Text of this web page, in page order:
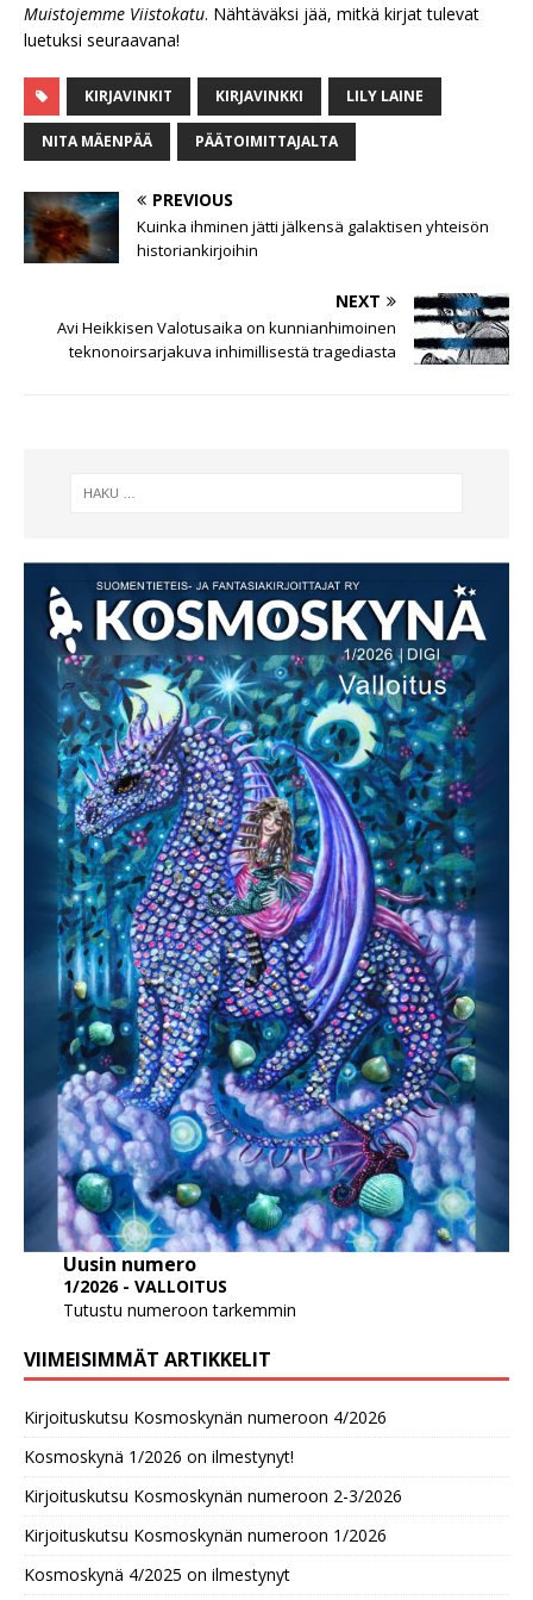
Muistojemme Viistokatu. Nähtäväksi jää, mitkä kirjat tulevat
luetuksi seuraavana!
KIRJAVINKIT KIRJAVINKKI LILY LAINE
NITA MÄENPÄÄ PÄÄTOIMITTAJALTA
PREVIOUS
Kuinka ihminen jätti jälkensä galaktisen yhteisön
historiankirjoihin
NEXT
Avi Heikkisen Valotusaika on kunnianhimoinen
teknonoirsarjakuva inhimillisestä tragediasta
Uusin numero
1/2026 - VALLOITUS
Tutustu numeroon tarkemmin
VIIMEISIMMÄT ARTIKKELIT
Kirjoituskutsu Kosmoskynän numeroon 4/2026
Kosmoskynä 1/2026 on ilmestynyt!
Kirjoituskutsu Kosmoskynän numeroon 2-3/2026
Kirjoituskutsu Kosmoskynän numeroon 1/2026
Kosmoskynä 4/2025 on ilmestynyt